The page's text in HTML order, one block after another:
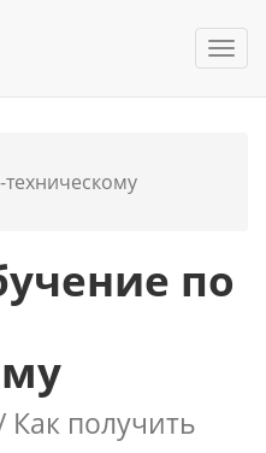
по
Как получить